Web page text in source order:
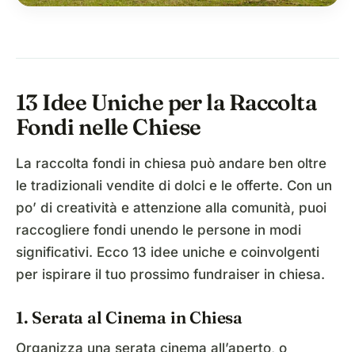
13 Idee Uniche per la Raccolta
Fondi nelle Chiese
La raccolta fondi in chiesa può andare ben oltre
le tradizionali vendite di dolci e le offerte. Con un
po’ di creatività e attenzione alla comunità, puoi
raccogliere fondi unendo le persone in modi
significativi. Ecco 13 idee uniche e coinvolgenti
per ispirare il tuo prossimo fundraiser in chiesa.
1. Serata al Cinema in Chiesa
Organizza una serata cinema all’aperto, o